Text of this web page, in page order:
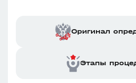
Оригинал
Этапы